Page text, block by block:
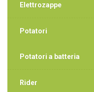
Elettrozappe
Potatori
Potatori a batteria
Rider